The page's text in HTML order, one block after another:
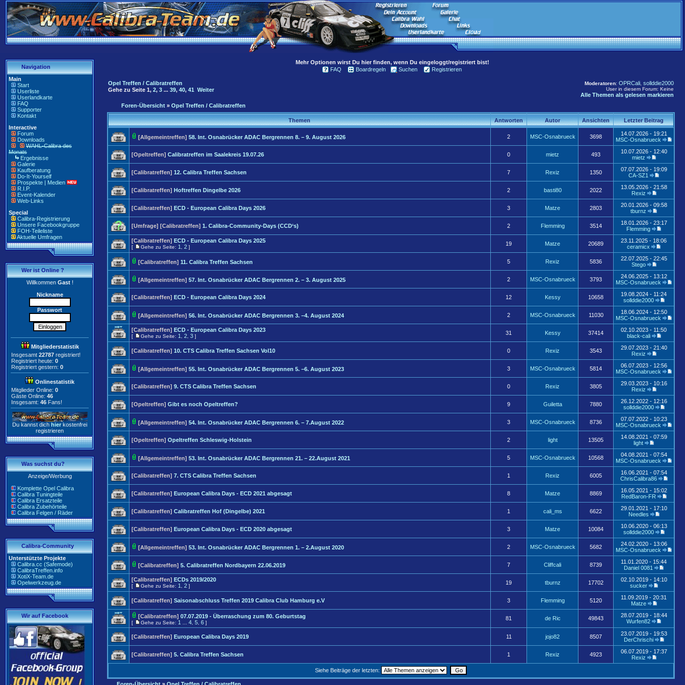
Navigation
Main
Start
Userliste
Userlandkarte
FAQ
Supporter
Kontakt
Interactive
Forum
Downloads
WAHL-Calibra des
Monats
Ergebnisse
Galerie
Kaufberatung
Do-It-Yourself
Prospekte | Medien
R.I.P.
Event-Kalender
Web-Links
Special
Calibra-Registrierung
Unsere Facebookgruppe
FOH-Teileliste
Aktuelle Umfragen
Wer ist Online ?
WillkommenGast!
Nickname
Passwort
Mitgliederstatistik
Insgesamt 22787 registriert!
Registriert heute: 0
Registriert gestern: 0
Onlinestatistik
Mitglieder Online: 0
Gäste Online: 46
Insgesamt: 46 Fans!
Du kannst dich hier kostenfrei
registrieren
Was suchst du?
Anzeige/Werbung
Komplette Opel Calibra
Calibra Tuningteile
Calibra Ersatzteile
Calibra Zubehörteile
Calibra Felgen / Räder
Calibra-Community
Unterstützte Projekte
Calibra.cc (Safemode)
CalibraTreffen.info
XotiX-Team.de
Opelwerkzeug.de
Wir auf Facebook
Mehr Optionen wirst Du hier finden, wenn Du eingeloggt/registriert bist!
FAQ
Boardregeln Suchen Registrieren
Opel Treffen / Calibratreffen
Gehe zu Seite 1, 2, 3 ... 39, 40, 41 Weiter
Moderatoren: OPRCali sollddie2000
User in diesem Forum: Keine
Alle Themen als gelesen markieren
Foren-Übersicht » Opel Treffen / Calibratreffen
Themen Antworten Autor Ansichten Letzter Beitrag
[Allgemeintreffen] 58. Int. Osnabrücker ADAC Bergrennen 8. – 9. August 2026 2 MSC-Osnabrueck 3698
14.07.2026 - 19:21
MSC-Osnabrueck
[Opeltreffen] Calibratreffen im Saalekreis 19.07.26 0 mietz 493
10.07.2026 - 12:40
mietz
[Calibratreffen] 12. Calibra Treffen Sachsen 7 Rexiz 1350
07.07.2026 - 19:09
CA-SZ1
[Calibratreffen] Hoftreffen Dingelbe 2026 2 basti80 2022
13.05.2026 - 21:58
Rexiz
[Calibratreffen] ECD - European Calibra Days 2026 3 Matze 2803
20.01.2026 - 09:58
tburnz
[Umfrage] [Calibratreffen] 1. Calibra-Community-Days (CCD‘s) 2 Flemming 3514
18.01.2026 - 23:17
Flemming
[Calibratreffen] ECD - European Calibra Days 2025
[ Gehe zu Seite: 1 2 ]
19 Matze 20689
23.11.2025 - 18:06
ceramicx
[Calibratreffen] 11. Calibra Treffen Sachsen 5 Rexiz 5836
22.07.2025 - 22:45
Stego
[Allgemeintreffen] 57. Int. Osnabrücker ADAC Bergrennen 2. – 3. August 2025 2 MSC-Osnabrueck 3793
24.06.2025 - 13:12
MSC-Osnabrueck
[Calibratreffen] ECD - European Calibra Days 2024 12 Kessy 10658
19.08.2024 - 11:24
sollddie2000
[Allgemeintreffen] 56. Int. Osnabrücker ADAC Bergrennen 3. –4. August 2024 2 MSC-Osnabrueck 11030
18.06.2024 - 12:50
MSC-Osnabrueck
[Calibratreffen] ECD - European Calibra Days 2023
[ Gehe zu Seite: 1 2 3 ]
31 Kessy 37414
02.10.2023 - 11:50
black-cali
[Calibratreffen] 10. CTS Calibra Treffen Sachsen Vol10 0 Rexiz 3543
29.07.2023 - 21:40
Rexiz
[Allgemeintreffen] 55. Int. Osnabrücker ADAC Bergrennen 5. –6. August 2023 3 MSC-Osnabrueck 5814
06.07.2023 - 12:56
MSC-Osnabrueck
[Calibratreffen] 9. CTS Calibra Treffen Sachsen 0 Rexiz 3805
29.03.2023 - 10:16
Rexiz
[Opeltreffen] Gibt es noch Opeltreffen? 9 Guiletta 7880
26.12.2022 - 12:16
sollddie2000
[Allgemeintreffen] 54. Int. Osnabrücker ADAC Bergrennen 6. – 7.August 2022 3 MSC-Osnabrueck 8736
07.07.2022 - 10:23
MSC-Osnabrueck
[Opeltreffen] Opeltreffen Schleswig-Holstein 2 light 13505
14.08.2021 - 07:59
light
[Allgemeintreffen] 53. Int. Osnabrücker ADAC Bergrennen 21. – 22.August 2021 5 MSC-Osnabrueck 10568
04.08.2021 - 07:54
MSC-Osnabrueck
[Calibratreffen] 7. CTS Calibra Treffen Sachsen 1 Rexiz 6005
16.06.2021 - 07:54
ChrisCalibra86
[Calibratreffen] European Calibra Days - ECD 2021 abgesagt 8 Matze 8869
16.05.2021 - 15:02
RedBaron-FR
[Calibratreffen] Calibratreffen Hof (Dingelbe) 2021 1 cali_ms 6622
29.01.2021 - 17:10
Needles
[Calibratreffen] European Calibra Days - ECD 2020 abgesagt 3 Matze 10084
10.06.2020 - 06:13
sollddie2000
[Allgemeintreffen] 53. Int. Osnabrücker ADAC Bergrennen 1. – 2.August 2020 2 MSC-Osnabrueck 5682
24.02.2020 - 13:06
MSC-Osnabrueck
[Calibratreffen] 5. Calibratreffen Nordbayern 22.06.2019 7 Cliffcali 8739
11.01.2020 - 15:44
Daniel 0081
[Calibratreffen] ECDs 2019/2020
[ Gehe zu Seite: 1 2 ]
19 tburnz 17702
02.10.2019 - 14:10
sucker
[Calibratreffen] Saisonabschluss Treffen 2019 Calibra Club Hamburg e.V 3 Flemming 5120
11.09.2019 - 20:31
Matze
[Calibratreffen] 07.07.2019 - Überraschung zum 80. Geburtstag
[ Gehe zu Seite: 1 4 5 6 ]
81 de Ric 49843
28.07.2019 - 18:44
Wurfen82
[Calibratreffen] European Calibra Days 2019 11 jojo82 8507
23.07.2019 - 19:53
DerChrischi
[Calibratreffen] 5. Calibra Treffen Sachsen 1 Rexiz 4923
06.07.2019 - 17:37
Rexiz
Siehe Beiträge der letzten: